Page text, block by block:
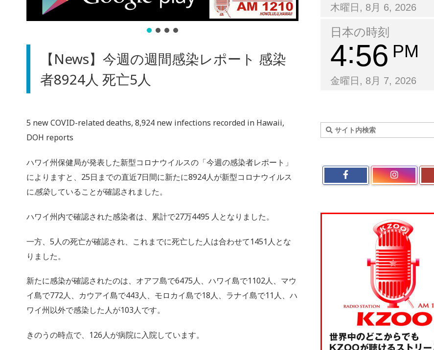
【News】今週の週間感染レポート 感染
者8924人 死亡5人
5 new COVID-related deaths, 8,924 new infections recorded in Hawaii,
DOH reports
ハワイ州保健局が発表した新型コロナウイルスの「今週の感染者レポート」
によりますと、25日までの直近7日間に新たに8924人が新型コロナウイルス
に感染していることが確認されました。
ハワイ州内で確認された感染者は、累計で27万4495 人となりました。
一方、5人の死亡が確認され、これまでに死亡した人は合わせて1451人とな
りました。
新たに感染が確認されたのは、オアフ島で6475人、ハワイ島で1102人、マウ
イ島で772人、カウアイ島で443人、モロカイ島で18人、ラナイ島で11人、ハ
ワイ州以外で感染した人が103人です。
きのうの時点で、126人が病院に入院しています。
木曜日, 8月 6, 2026
日本の時刻
4 56 PM
金曜日, 8月 7, 2026